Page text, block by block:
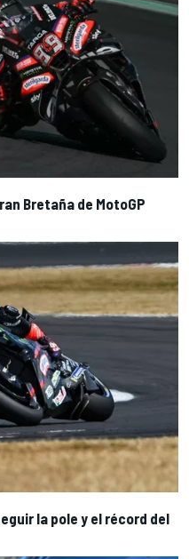
Bretaña de MotoGP
la pole y el récord del